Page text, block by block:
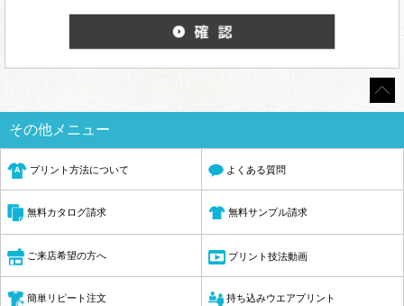
その他メニュー
プリント方法について よくある質問
無料カタログ請求 無料サンプル請求
ご来店希望の方へ プリント技法動画
簡単リピート注文 持ち込みウエアプリント